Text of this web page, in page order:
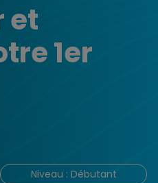
et
1er
Niveau : Débutant